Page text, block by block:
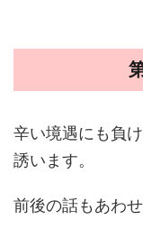
辛い境遇にも負
誘います。
前後の話もあわ